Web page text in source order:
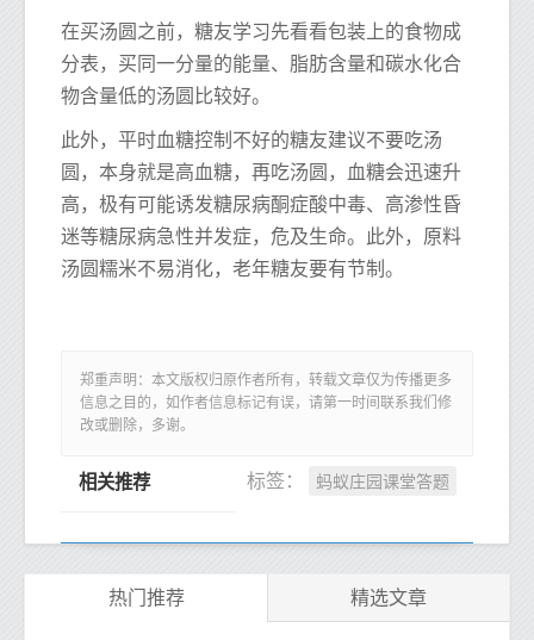
在买汤圆之前，糖友学习先看看包装上的食物成
分表，买同一分量的能量、脂肪含量和碳水化合
物含量低的汤圆比较好。
此外，平时血糖控制不好的糖友建议不要吃汤
圆，本身就是高血糖，再吃汤圆，血糖会迅速升
高，极有可能诱发糖尿病酮症酸中毒、高渗性昏
迷等糖尿病急性并发症，危及生命。此外，原料
汤圆糯米不易消化，老年糖友要有节制。
郑重声明：本文版权归原作者所有，转载文章仅为传播更多
信息之目的，如作者信息标记有误，请第一时间联系我们修
改或删除，多谢。
标签： 蚂蚁庄园课堂答题
相关推荐
热门推荐 精选文章